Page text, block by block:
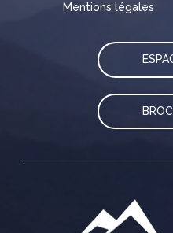
Mentions légales